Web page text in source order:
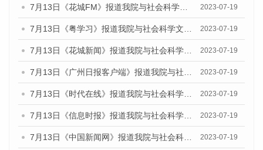
7月13日《花城FM》报道我院与社会科学文献出版社联合发布了《广州蓝皮书：广州城乡融合发展报告（2023）》的媒体文章 2023-07-19
7月13日《粤学习》报道我院与社会科学文献出版社联合发布的《广州蓝皮书：广州城乡融合发展报告（2023）》媒体文章 2023-07-19
7月13日《花城新闻》报道我院与社会科学文献出版社联合发布了《广州蓝皮书：广州城乡融合发展报告（2023）》的媒体文章 2023-07-19
7月13日《广州日报客户端》报道我院与社会科学文献出版社联合发布了《广州蓝皮书：广州城乡融合发展报告（2023）》的媒体文章 2023-07-19
7月13日《时代在线》报道我院与社会科学文献出版社联合发布了《广州蓝皮书：广州城乡融合发展报告（2023）》的媒体文章 2023-07-19
7月13日《信息时报》报道我院与社会科学文献出版社联合发布了《广州蓝皮书：广州城乡融合发展报告（2023）》的媒体文章 2023-07-19
7月13日《中国新闻网》报道我院与社会科学文献出版社联合发布了《广州蓝皮书：广州城乡融合发展报告（2023）》的媒体文章 2023-07-19